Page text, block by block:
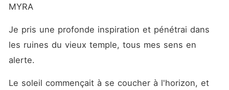
mêmes Frères Alpha qui la
recherchent depuis des
années. Hunter et Mateo
glacer le sang des autres
MYRA
Je pris une profonde inspiration et pénétrai dans
les ruines du vieux temple, tous mes sens en
alerte.
Le soleil commençait à se coucher à l'horizon, et